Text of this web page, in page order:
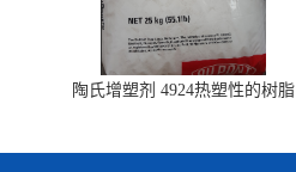
陶氏增塑剂 4924热塑性的树脂